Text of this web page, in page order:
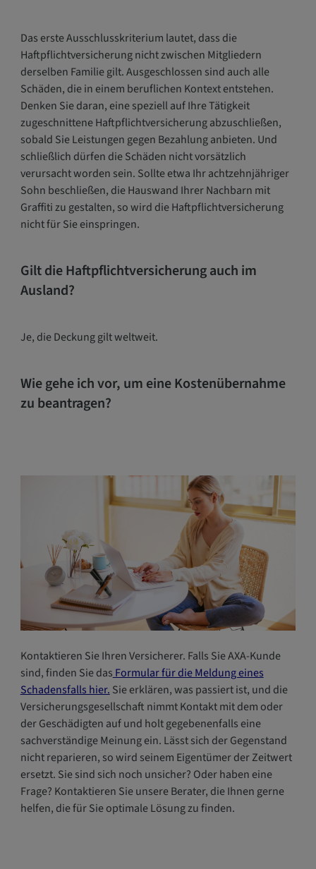
Das erste Ausschlusskriterium lautet, dass die
Haftpflichtversicherung nicht zwischen Mitgliedern
derselben Familie gilt. Ausgeschlossen sind auch alle
Schäden, die in einem beruflichen Kontext entstehen.
Denken Sie daran, eine speziell auf Ihre Tätigkeit
zugeschnittene Haftpflichtversicherung abzuschließen,
sobald Sie Leistungen gegen Bezahlung anbieten. Und
schließlich dürfen die Schäden nicht vorsätzlich
verursacht worden sein. Sollte etwa Ihr achtzehnjähriger
Sohn beschließen, die Hauswand Ihrer Nachbarn mit
Graffiti zu gestalten, so wird die Haftpflichtversicherung
nicht für Sie einspringen.
Gilt die Haftpflichtversicherung auch im
Ausland?
Je, die Deckung gilt weltweit.
Wie gehe ich vor, um eine Kostenübernahme
zu beantragen?
Kontaktieren Sie Ihren Versicherer. Falls Sie AXA-Kunde
sind, finden Sie das Formular für die Meldung eines
Schadensfalls hier. Sie erklären, was passiert ist, und die
Versicherungsgesellschaft nimmt Kontakt mit dem oder
der Geschädigten auf und holt gegebenenfalls eine
sachverständige Meinung ein. Lässt sich der Gegenstand
nicht reparieren, so wird seinem Eigentümer der Zeitwert
ersetzt. Sie sind sich noch unsicher? Oder haben eine
Frage? Kontaktieren Sie unsere Berater, die Ihnen gerne
helfen, die für Sie optimale Lösung zu finden.